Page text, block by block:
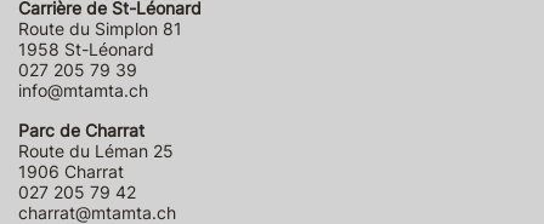
Carrière de St-Léonard
Route du Simplon 81
1958 St-Léonard
027 205 79 39
info@mtamta.ch
Parc de Charrat
Route du Léman 25
1906 Charrat
027 205 79 42
charrat@mtamta.ch